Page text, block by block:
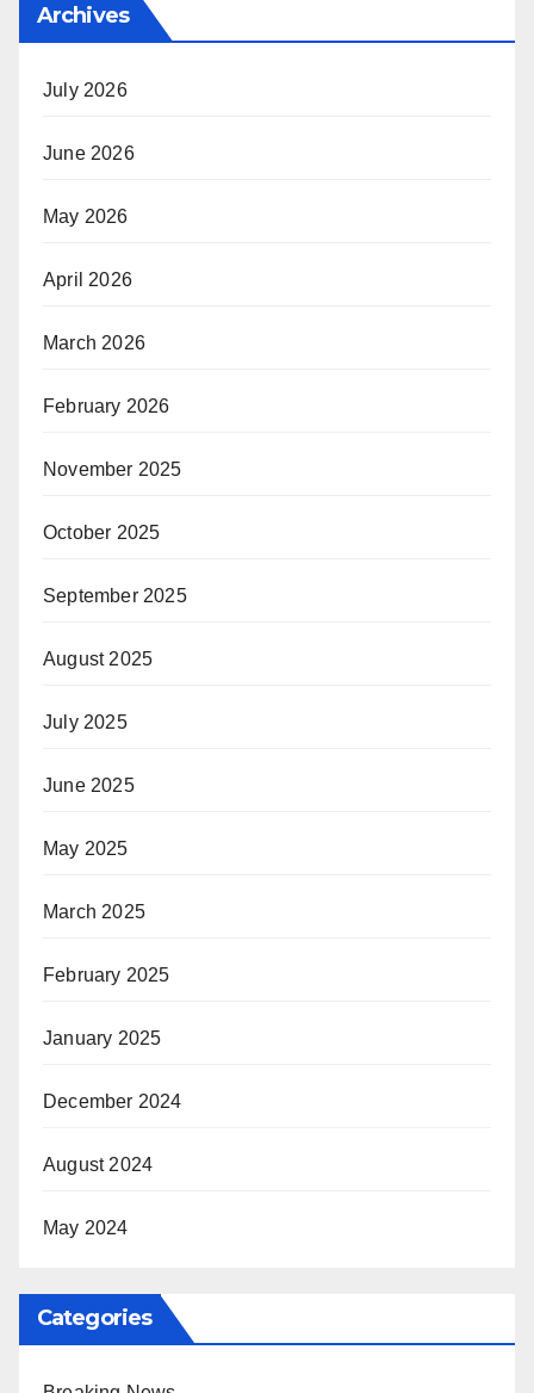
Archives
July 2026
June 2026
May 2026
April 2026
March 2026
February 2026
November 2025
October 2025
September 2025
August 2025
July 2025
June 2025
May 2025
March 2025
February 2025
January 2025
December 2024
August 2024
May 2024
Categories